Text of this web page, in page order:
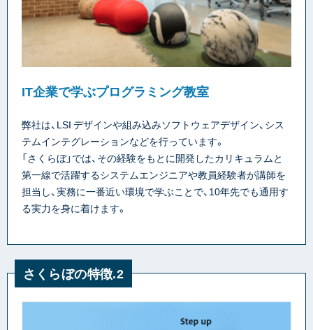
IT企業で学ぶプログラミング教室
弊社は、LSI デザインや組み込みソフトウェアデザイン、シス
テムインテグレーションなどを行っています。
「さくらぼ」では、その経験をもとに開発したカリキュラムと
第一線で活躍するシステムエンジニアや教員経験者が講師を
担当し、実務に一番近い環境で学ぶことで、10年先でも通用す
る実力を身に着けます。
さくらぼの特徴.2